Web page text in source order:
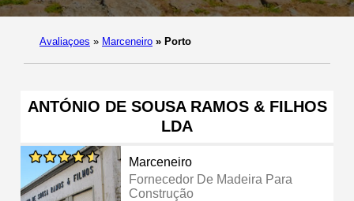
Avaliaçoes » Marceneiro » Porto
ANTÓNIO DE SOUSA RAMOS & FILHOS
LDA
Marceneiro
Fornecedor De Madeira Para
Construção